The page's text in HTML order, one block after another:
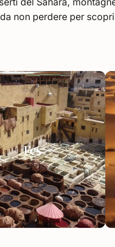
non perdere per
Fes